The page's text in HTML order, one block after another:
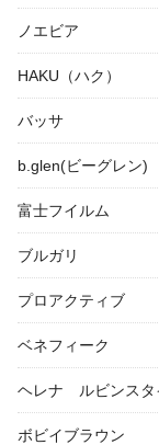
ノエビア
HAKU（ハク）
バッサ
b.glen(ビーグレン)
富士フイルム
ブルガリ
プロアクティブ
ベネフィーク
ヘレナ ルビンスタ
ボビイブラウン